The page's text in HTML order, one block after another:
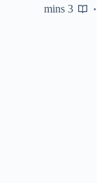
3 mins